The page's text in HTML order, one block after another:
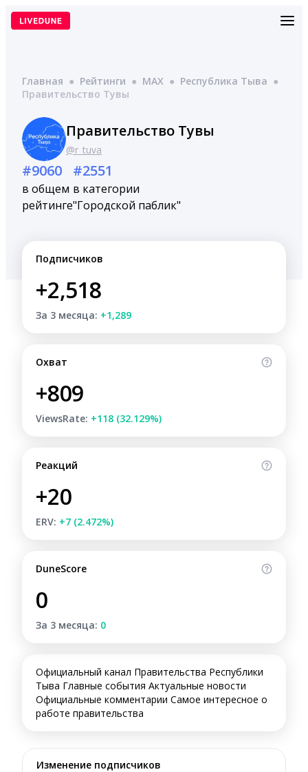
Перейти
Главная ● Рейтинги ● MAX ● Республика Тыва ●
Правительство Тувы
Правительство Тувы
@r_tuva
#9060
в общем
рейтинге
#2551
в категории
"Городской паблик"
Подписчиков
+2,518
За 3 месяца: +1,289
Охват
+809
ViewsRate: +118 (32.129%)
Реакций
+20
ERV: +7 (2.472%)
DuneScore
0
За 3 месяца: 0
Официальный канал Правительства Республики
Тыва Главные события Актуальные новости
Официальные комментарии Самое интересное о
работе правительства
Изменение подписчиков